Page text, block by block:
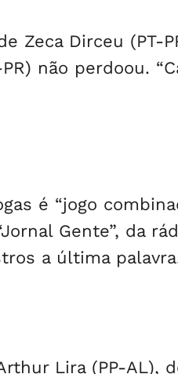
Zeca Dirceu (PT-
não perdoou.
é “jogo
Gente”, da
a última
Lira (PP-AL),